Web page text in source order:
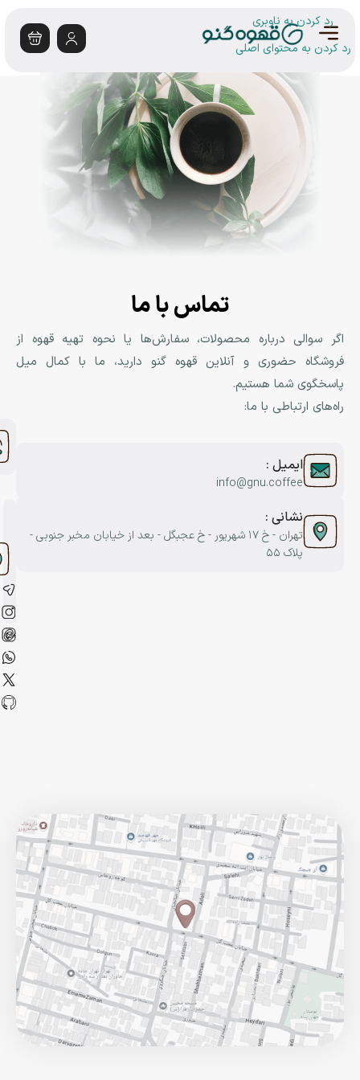
رد کردن به ناوبری
رد کردن به محتوای اصلی
تماس با ما
اگر سوالی درباره محصولات، سفارش‌ها یا نحوه تهیه قهوه از
فروشگاه حضوری و آنلاین قهوه گنو دارید، ما با کمال میل
پاسخگوی شما هستیم.
راه‌های ارتباطی با ما:
ایمیل :
info@gnu.coffee
نشانی :
تهران - خ ۱۷ شهریور - خ عجبگل - بعد از خیابان مخبر جنوبی -
پلاک ۵۵